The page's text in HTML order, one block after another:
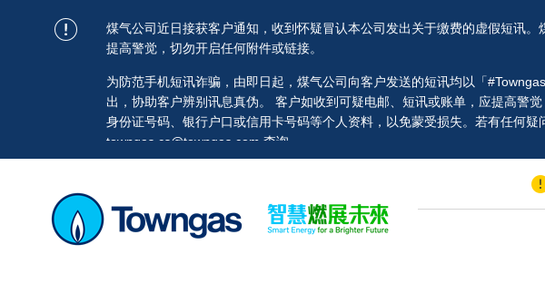
煤气公司近日接获客户通知，收到怀疑冒认本公司发出关于缴费的虚假短讯
提高警觉，切勿开启任何附件或链接。
为防范手机短讯诈骗，由即日起，煤气公司向客户发送的短讯均以「
出，协助客户辨别讯息真伪。 客户如收到可疑电邮、短讯或账单，应提高警
身份证号码、银行户口或信用卡号码等个人资料，以免蒙受损失。若有任何
towngas.cs@towngas.com 查询。